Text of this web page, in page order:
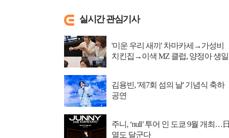
실시간 관심기사
'미운 우리 새끼' 차마카세→가성비
치킨집→이색 MZ 클럽, 양정아 생일
김용빈, '제7회 섬의 날' 기념식 축하
공연
주니, ‘null’ 투어 인 도쿄 9월 개최…日
열도 달군다